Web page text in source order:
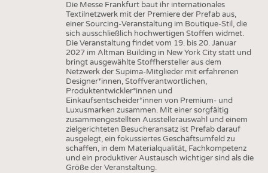
Die Messe Frankfurt baut ihr internationales
Textilnetzwerk mit der Premiere der Prefab aus,
einer Sourcing-Veranstaltung im Boutique-Stil, die
sich ausschließlich hochwertigen Stoffen widmet.
Die Veranstaltung findet vom 19. bis 20. Januar
2027 im Altman Building in New York City statt und
bringt ausgewählte Stoffhersteller aus dem
Netzwerk der Supima-Mitglieder mit erfahrenen
Designer*innen, Stoffverantwortlichen,
Produktentwickler*innen und
Einkaufsentscheider*innen von Premium- und
Luxusmarken zusammen. Mit einer sorgfältig
zusammengestellten Ausstellerauswahl und einem
zielgerichteten Besucheransatz ist Prefab darauf
ausgelegt, ein fokussiertes Geschäftsumfeld zu
schaffen, in dem Materialqualität, Fachkompetenz
und ein produktiver Austausch wichtiger sind als die
Größe der Veranstaltung.